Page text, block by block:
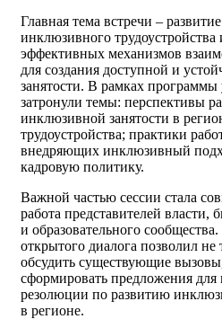
Главная тема встречи – развитие
инклюзивного трудоустройства
эффективных механизмов
для создания доступной и
занятости. В рамках программы
затронули темы: перспективы
инклюзивной занятости в
трудоустройства; практики
внедряющих инклюзивный
кадровую политику.
Важной частью сессии стала
работа представителей власти,
и образовательного
открытого диалога позволил не
обсудить существующие
сформировать предложения для
резолюции по развитию
в регионе.